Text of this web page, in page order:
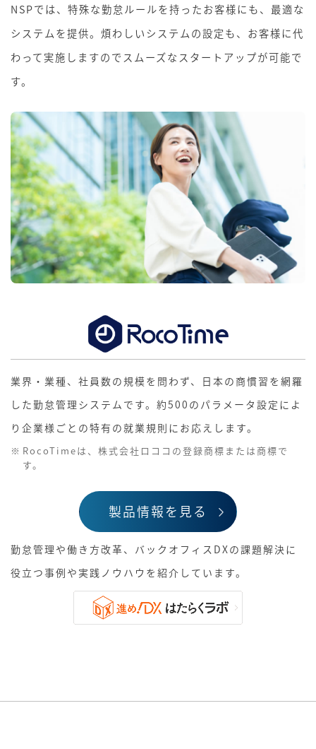
NSPでは、特殊な勤怠ルールを持ったお客様にも、最適な
システムを提供。煩わしいシステムの設定も、お客様に代
わって実施しますのでスムーズなスタートアップが可能で
す。
業界・業種、社員数の規模を問わず、日本の商慣習を網羅
した勤怠管理システムです。約500のパラメータ設定によ
り企業様ごとの特有の就業規則にお応えします。
RocoTimeは、株式会社ロココの登録商標または商標で
す。
製品情報を見る
勤怠管理や働き方改革、バックオフィスDXの課題解決に
役立つ事例や実践ノウハウを紹介しています。